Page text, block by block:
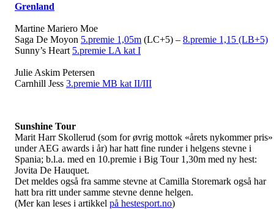
Grenland
Martine Mariero Moe
Saga De Moyon 5.premie 1,05m (LC+5) – 8.premie 1,15 (LB+5)
Sunny’s Heart 5.premie LA kat I
Julie Askim Petersen
Carnhill Jess 3.premie MB kat II/III
Sunshine Tour
Marit Harr Skollerud (som for øvrig mottok «årets nykommer pris»
under AEG awards i år) har hatt fine runder i helgens stevne i
Spania; b.l.a. med en 10.premie i Big Tour 1,30m med ny hest:
Jovita De Hauquet.
Det meldes også fra samme stevne at Camilla Storemark også har
hatt bra ritt under samme stevne denne helgen.
(Mer kan leses i artikkel på hestesport.no)